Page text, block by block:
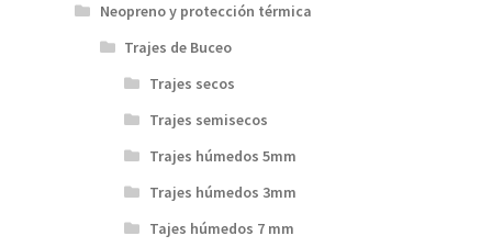
Neopreno y protección térmica
Trajes de Buceo
Trajes secos
Trajes semisecos
Trajes húmedos 5mm
Trajes húmedos 3mm
Tajes húmedos 7 mm